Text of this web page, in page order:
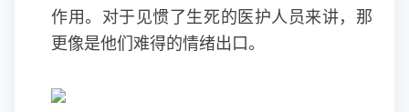
作用。对于见惯了生死的医护人员来讲，那
更像是他们难得的情绪出口。